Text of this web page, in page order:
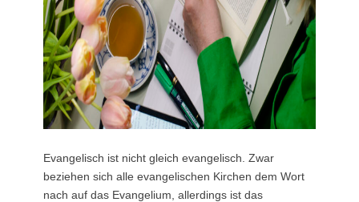
Evangelisch ist nicht gleich evangelisch. Zwar
beziehen sich alle evangelischen Kirchen dem Wort
nach auf das Evangelium, allerdings ist das